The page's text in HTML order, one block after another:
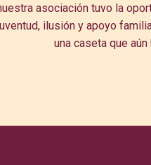
asociación tuvo la
ilusión y apoyo
una caseta que